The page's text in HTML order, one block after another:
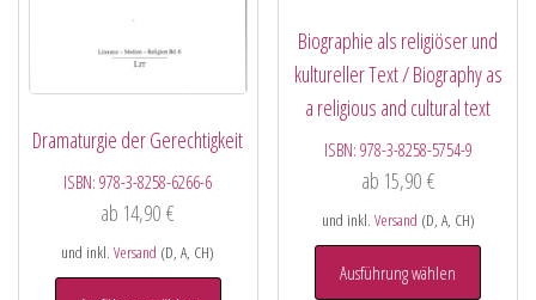
Dramaturgie der Gerechtigkeit
ISBN:978-3-8258-6266-6
ab 14,90€
und inkl.Versand (D, A, CH)
Biographie als religiöser und
kultureller Text / Biography as
a religious and cultural text
ISBN: 978-3-8258-5754-9
ab 15,90 €
und inkl. Versand (D, A, CH)
Ausführung wählen